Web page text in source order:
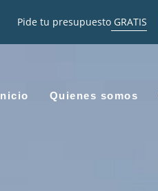
Pide tu presupuestoGRATIS
Inicio Quienes somos